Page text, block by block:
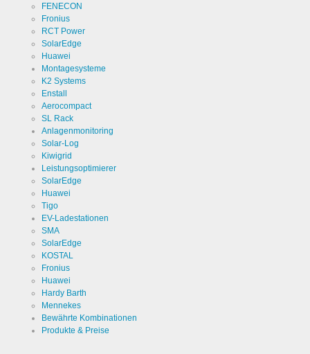
FENECON
Fronius
RCT Power
SolarEdge
Huawei
Montagesysteme
K2 Systems
Enstall
Aerocompact
SL Rack
Anlagenmonitoring
Solar-Log
Kiwigrid
Leistungsoptimierer
SolarEdge
Huawei
Tigo
EV-Ladestationen
SMA
SolarEdge
KOSTAL
Fronius
Huawei
Hardy Barth
Mennekes
Bewährte Kombinationen
Produkte & Preise
Cookie Name
Cookie Laufzeit